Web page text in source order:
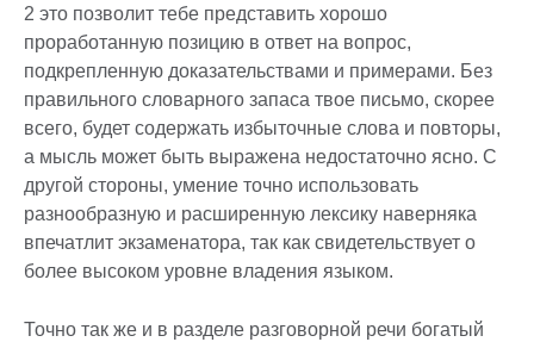
2 это позволит тебе представить хорошо
проработанную позицию в ответ на вопрос,
подкрепленную доказательствами и примерами. Без
правильного словарного запаса твое письмо, скорее
всего, будет содержать избыточные слова и повторы,
а мысль может быть выражена недостаточно ясно. С
другой стороны, умение точно использовать
разнообразную и расширенную лексику наверняка
впечатлит экзаменатора, так как свидетельствует о
более высоком уровне владения языком.
Точно так же и в разделе разговорной речи богатый